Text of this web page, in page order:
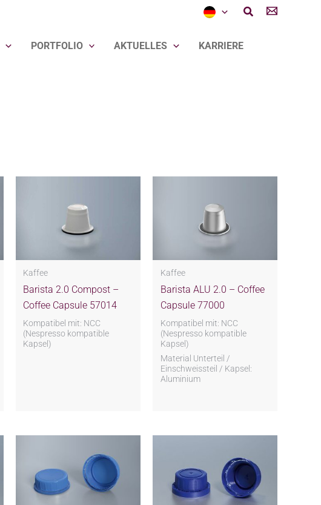
Suchen
PORTFOLIO AKTUELLES KARRIERE
Kaffee
Barista 2.0 Compost –
Coffee Capsule 57014
Kompatibel mit: NCC
(Nespresso kompatible
Kapsel)
Kaffee
Barista ALU 2.0 – Coffee
Capsule 77000
Kompatibel mit: NCC
(Nespresso kompatible
Kapsel)
Material Unterteil /
Einschweissteil / Kapsel:
Aluminium